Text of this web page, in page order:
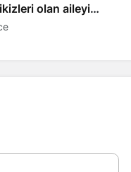
olan aileyi